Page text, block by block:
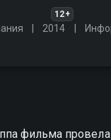
12+
2014
фильма